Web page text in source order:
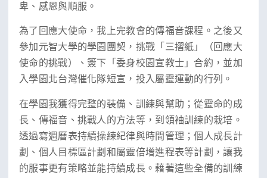
卑、感恩與順服。
為了回應大使命，我上完教會的傳福音課程。之後又
參加元智大學的學園團契，挑戰「三摺紙」（回應大
使命的挑戰）、簽下「委身校園宣教士」合約，並加
入學園北台灣催化隊短宣，投入屬靈運動的行列。
在學園我獲得完整的裝備、訓練與幫助；從靈命的成
長、傳福音、挑戰人的方法等，到領袖訓練的栽培。
透過寫週曆表持續操練紀律與時間管理；個人成長計
劃、個人目標區計劃和屬靈倍增進程表等計劃，讓我
的服事更有策略並能持續成長。藉著這些全備的訓練